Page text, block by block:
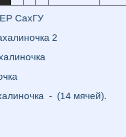
СахГУ
2
- (14 мячей).